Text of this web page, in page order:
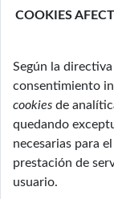
COOKIES
Según la
consentimiento
cookies de
quedando
necesarias para
prestación de
usuario.